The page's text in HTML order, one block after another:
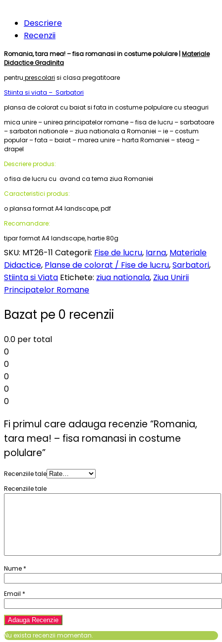
Descriere
Recenzii
Romania, tara mea! – fisa romanasi in costume polulare | Materiale
Didactice Gradinita
pentru prescolari si clasa pregatitoare
Stiinta si viata – Sarbatori
plansa de colorat cu baiat si fata in costume polpulare cu steaguri
mica unire – unirea principatelor romane – fisa de lucru – sarbatoare
– sarbatori nationale – ziua nationala a Romaniei – ie – costum
popular – fata – baiat – marea unire – harta Romaniei – steag –
drapel
Descriere produs:
o fisa de lucru cu avand ca tema ziua Romaniei
Caracteristici produs:
o plansa format A4 landscape, pdf
Recomandare:
tipar format A4 landscape, hartie 80g
SKU: MT26-11 Categorii: Fise de lucru, Iarna, Materiale
Didactice, Planse de colorat / Fise de lucru,Sarbatori,
Stiinta si Viata Etichete: ziua nationala, Ziua Unirii
Principatelor Romane
Bazat pe 0 recenzii
0.0 per total
0
0
0
0
0
Fi primul care adauga recenzie “Romania,
tara mea! – fisa romanasi in costume
polulare”
Recenziile tale
Recenziile tale
Nume *
Email *
Nu exista recenzii momentan.